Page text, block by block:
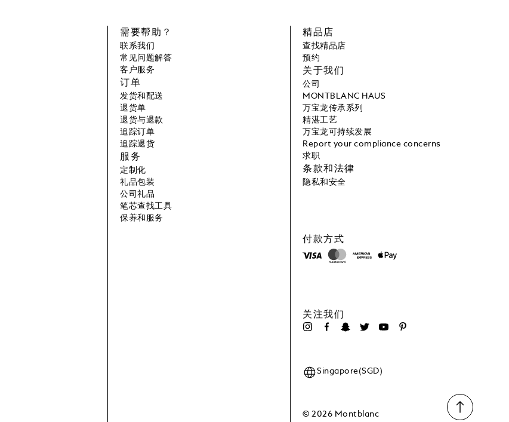
付款方式
关注我们
需要帮助？
联系我们
常见问题解答
客户服务
订单
发货和配送
退货单
退货与退款
追踪订单
追踪退货
服务
定制化
礼品包装
公司礼品
笔芯查找工具
保养和服务
精品店
查找精品店
预约
关于我们
公司
MONTBLANC HAUS
万宝龙传承系列
精湛工艺
万宝龙可持续发展
Report your compliance concerns
求职
条款和法律
隐私和安全
© 2026 Montblanc
Singapore(SGD)